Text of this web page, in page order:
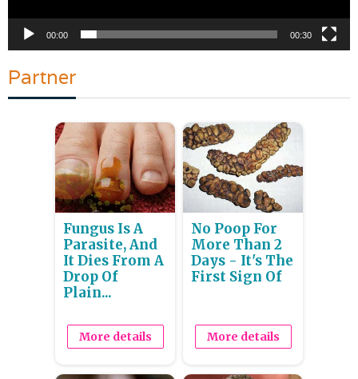
00:00 00:30
Partner
Fungus Is A
Parasite, And
It Dies From A
Drop Of
Plain...
More details
No Poop For
More Than 2
Days - It's The
First Sign Of
More details